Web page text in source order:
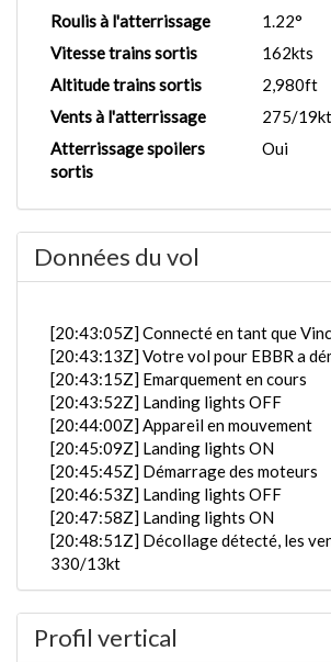
Roulis à l'atterrissage
1.22°
Vitesse trains sortis
162kts
Altitude trains sortis
2,980ft
Vents à l'atterrissage
275/
Atterrissage spoilers
sortis
Oui
Données du vol
[20:43:05Z] Connecté en tant que
[20:43:13Z] Votre vol pour EBBR a
[20:43:15Z] Emarquement en cours
[20:43:52Z] Landing lights OFF
[20:44:00Z] Appareil en mouvement
[20:45:09Z] Landing lights ON
[20:45:45Z] Démarrage des moteurs
[20:46:53Z] Landing lights OFF
[20:47:58Z] Landing lights ON
[20:48:51Z] Décollage détecté, les
330/13kt
[20:49:15Z] En partange de LFMN,
1.04G / tangage -8.24° / roulis -4.19°
HDG 040°
Profil vertical